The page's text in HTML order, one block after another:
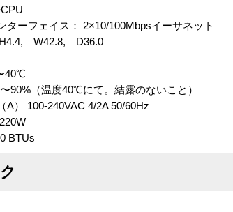
ターフェイス： 2×10/100Mbpsイーサネット
H4.4, W42.8, D36.0
40℃
90%（温度40℃にて。結露のないこと）
A） 100-240VAC 4/2A 50/60Hz
BTUs